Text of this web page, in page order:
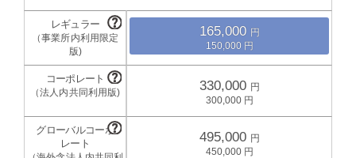
165,000
150,000
330,000
300,000
495,000
450,000